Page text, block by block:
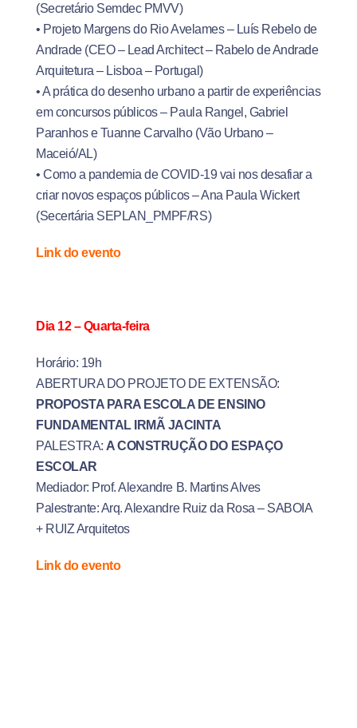
(Secretário Semdec PMVV)
• Projeto Margens do Rio Avelames – Luís Rebelo de
Andrade (CEO – Lead Architect – Rabelo de Andrade
Arquitetura – Lisboa – Portugal)
• A prática do desenho urbano a partir de experiências
em concursos públicos – Paula Rangel, Gabriel
Paranhos e Tuanne Carvalho (Vão Urbano –
Maceió/AL)
• Como a pandemia de COVID-19 vai nos desafiar a
criar novos espaços públicos – Ana Paula Wickert
(Secertária SEPLAN_PMPF/RS)
Link do evento
Dia 12 – Quarta-feira
Horário: 19h
ABERTURA DO PROJETO DE EXTENSÃO:
PROPOSTA PARA ESCOLA DE ENSINO
FUNDAMENTAL IRMÃ JACINTA
PALESTRA: A CONSTRUÇÃO DO ESPAÇO
ESCOLAR
Mediador: Prof. Alexandre B. Martins Alves
Palestrante: Arq. Alexandre Ruiz da Rosa – SABOIA
+ RUIZ Arquitetos
Link do evento